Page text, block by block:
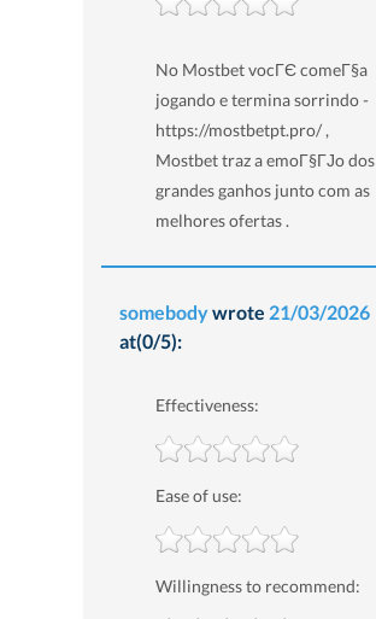
No Mostbet vocГЄ comeГ§a
jogando e termina sorrindo -
https://mostbetpt.pro/ ,
Mostbet traz a emoГ§ГЈo dos
grandes ganhos junto com as
melhores ofertas .
somebodywrote 21/03/2026
at(0/5):
Effectiveness:
Ease of use:
Willingness to recommend: